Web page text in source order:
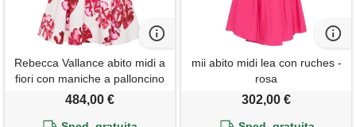
Rebecca Vallance abito midi a
fiori con maniche a palloncino
- bianco
484,00 €
mii abito midi lea con ruches -
rosa
302,00 €